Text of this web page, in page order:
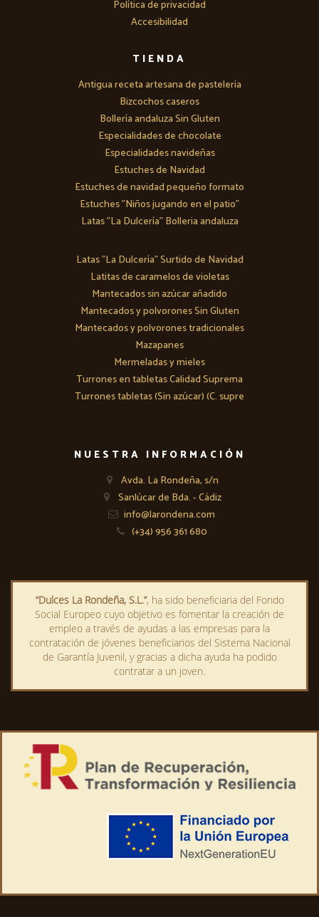
Política de privacidad
Accesibilidad
TIENDA
Antigua receta artesana de pastelería
Bizcochos caseros
Bollería andaluza Sin Gluten
Especialidades de chocolate
Especialidades navideñas
Estuches de Navidad
Estuches de navidad pequeño formato
Estuches "Niños jugando en el patio"
Latas "La Dulcería" Bolleria andaluza
Latas "La Dulcería" Surtido de Navidad
Latitas de caramelos de violetas
Mantecados sin azúcar añadido
Mantecados y polvorones Sin Gluten
Mantecados y polvorones tradicionales
Mazapanes
Mermeladas y mieles
Turrones en tabletas Calidad Suprema
Turrones tabletas (Sin azúcar) (C. supre
NUESTRA INFORMACIÓN
Avda. La Rondeña, s/n
Sanlúcar de Bda. - Cádiz
info@larondena.com
(+34) 956 361 680
“Dulces La Rondeña, S.L.”, ha sido beneficiaria del Fondo
Social Europeo cuyo objetivo es fomentar la creación de
empleo a través de ayudas a las empresas para la
contratación de jóvenes beneficiarios del Sistema Nacional
de Garantía Juvenil, y gracias a dicha ayuda ha podido
contratar a un joven.
Este sitio utiliza cookiespropias y de terceros para medir
consideramos que acepta nuestraPolitica de Cookies.